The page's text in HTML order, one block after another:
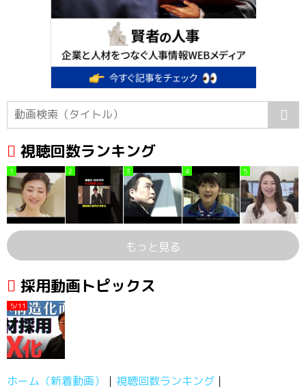
視聴回数ランキング
1 2 3 4 5
もっと見る
採用動画トピックス
5/11
ホーム（新着動画） 視聴回数ランキング